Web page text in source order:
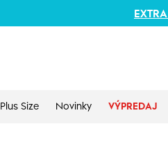
Plus Size Novinky VÝPREDAJ